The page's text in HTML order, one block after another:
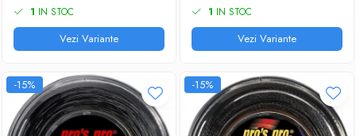
1 IN STOC
Vezi Variante
1 IN STOC
Vezi Variante
-15% -15%